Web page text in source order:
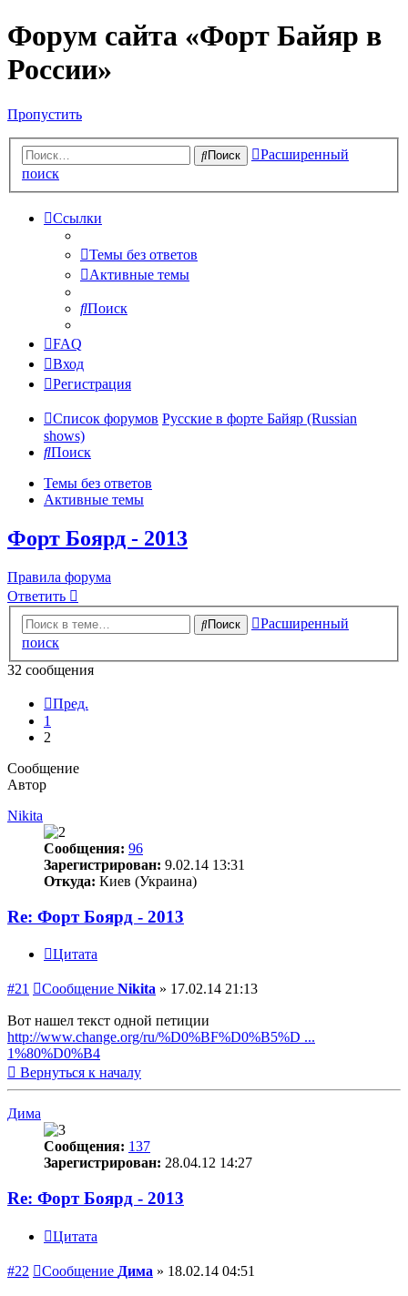
Форум сайта «Форт Байяр в
России»
Пропустить
Поиск
Расширенный
поиск
Ссылки
Темы без ответов
Активные темы
Поиск
FAQ
Вход
Регистрация
Список форумов Русские в форте Байяр (Russian
shows)
Поиск
Темы без ответов
Активные темы
Форт Боярд - 2013
Правила форума
Ответить
Поиск
Расширенный
поиск
32 сообщения
Пред.
1
2
Сообщение
Автор
Nikita
Сообщения: 96
Зарегистрирован: 9.02.14 13:31
Откуда: Киев (Украина)
Re: Форт Боярд - 2013
Цитата
#21 Сообщение Nikita » 17.02.14 21:13
Вот нашел текст одной петиции
http://www.change.org/ru/%D0%BF%D0%B5%D ...
1%80%D0%B4
Вернуться к началу
Дима
Сообщения: 137
Зарегистрирован: 28.04.12 14:27
Re: Форт Боярд - 2013
Цитата
#22 Сообщение Дима » 18.02.14 04:51